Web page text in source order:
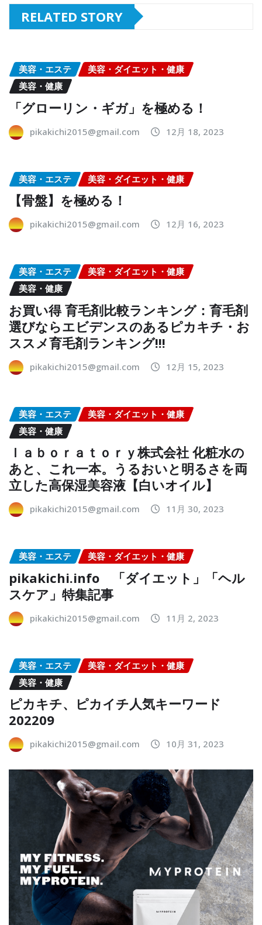
RELATED STORY
美容・エステ
美容・ダイエット・健康
美容・健康
「グローリン・ギガ」を極める！
pikakichi2015@gmail.com 12月 18, 2023
美容・エステ 美容・ダイエット・健康
【骨盤】を極める！
pikakichi2015@gmail.com 12月 16, 2023
美容・エステ
美容・ダイエット・健康
美容・健康
お買い得 育毛剤比較ランキング：育毛剤
選びならエビデンスのあるピカキチ・お
ススメ育毛剤ランキング!!!
pikakichi2015@gmail.com 12月 15, 2023
美容・エステ
美容・ダイエット・健康
美容・健康
ｌａｂｏｒａｔｏｒｙ株式会社 化粧水の
あと、これ一本。うるおいと明るさを両
立した高保湿美容液【白いオイル】
pikakichi2015@gmail.com 11月 30, 2023
美容・エステ 美容・ダイエット・健康
pikakichi.info 「ダイエット」「ヘル
スケア」特集記事
pikakichi2015@gmail.com 11月 2, 2023
美容・エステ
美容・ダイエット・健康
美容・健康
ピカキチ、ピカイチ人気キーワード
202209
pikakichi2015@gmail.com 10月 31, 2023